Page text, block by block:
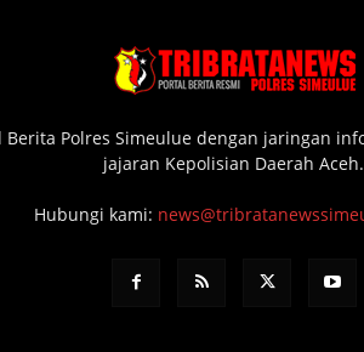
Polres Simeulue dengan jaringan
jajaran Kepolisian Daerah Aceh.
Hubungi kami: